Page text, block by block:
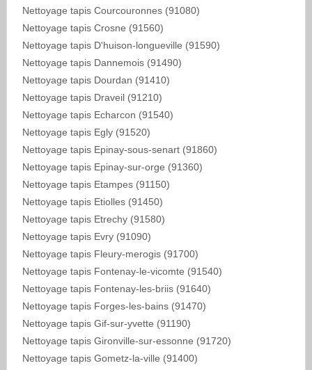
Nettoyage tapis Courcouronnes (91080)
Nettoyage tapis Crosne (91560)
Nettoyage tapis D'huison-longueville (91590)
Nettoyage tapis Dannemois (91490)
Nettoyage tapis Dourdan (91410)
Nettoyage tapis Draveil (91210)
Nettoyage tapis Echarcon (91540)
Nettoyage tapis Egly (91520)
Nettoyage tapis Epinay-sous-senart (91860)
Nettoyage tapis Epinay-sur-orge (91360)
Nettoyage tapis Etampes (91150)
Nettoyage tapis Etiolles (91450)
Nettoyage tapis Etrechy (91580)
Nettoyage tapis Evry (91090)
Nettoyage tapis Fleury-merogis (91700)
Nettoyage tapis Fontenay-le-vicomte (91540)
Nettoyage tapis Fontenay-les-briis (91640)
Nettoyage tapis Forges-les-bains (91470)
Nettoyage tapis Gif-sur-yvette (91190)
Nettoyage tapis Gironville-sur-essonne (91720)
Nettoyage tapis Gometz-la-ville (91400)